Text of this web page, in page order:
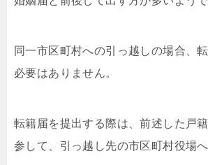
同一市区町村への引っ越しの場合、
必要はありません。
転籍届を提出する際は、前述した戸
参して、引っ越し先の市区町村役場へ